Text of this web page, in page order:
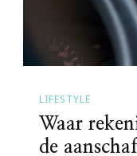
LIFESTYLE
Waar
de